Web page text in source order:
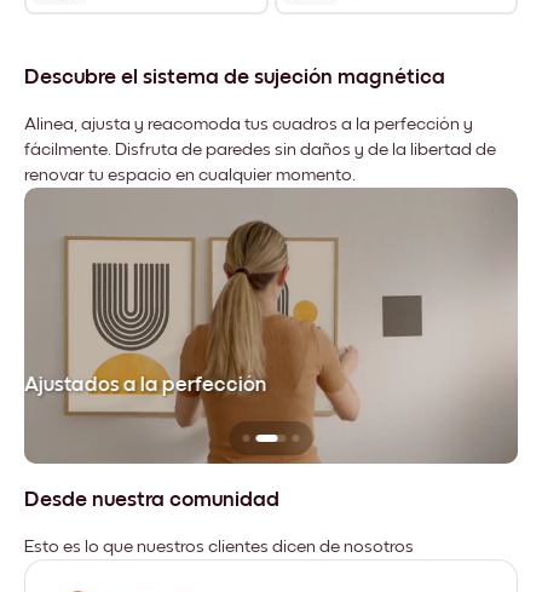
Descubre el sistema de sujeción magnética
Alinea, ajusta y reacomoda tus cuadros a la perfección y
fácilmente. Disfruta de paredes sin daños y de la libertad de
renovar tu espacio en cualquier momento.
Ajustados a la perfección
Desde nuestra comunidad
Esto es lo que nuestros clientes dicen de nosotros